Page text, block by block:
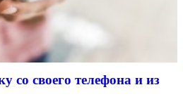
со своего телефона и из